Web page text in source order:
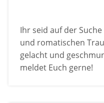
Ihr seid auf der
und romatischen
gelacht und
meldet Euch gerne!